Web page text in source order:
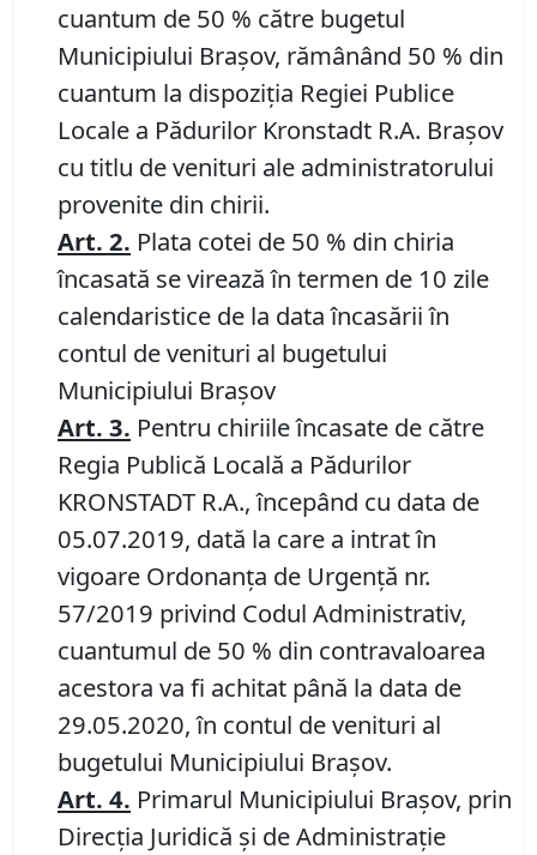
cuantum de 50 % către bugetul
Municipiului Brașov, rămânând 50 % din
cuantum la dispoziția Regiei Publice
Locale a Pădurilor Kronstadt R.A. Brașov
cu titlu de venituri ale administratorului
provenite din chirii.
Art. 2. Plata cotei de 50 % din chiria
încasată se virează în termen de 10 zile
calendaristice de la data încasării în
contul de venituri al bugetului
Municipiului Brașov
Art. 3. Pentru chiriile încasate de către
Regia Publică Locală a Pădurilor
KRONSTADT R.A., începând cu data de
05.07.2019, dată la care a intrat în
vigoare Ordonanța de Urgență nr.
57/2019 privind Codul Administrativ,
cuantumul de 50 % din contravaloarea
acestora va fi achitat până la data de
29.05.2020, în contul de venituri al
bugetului Municipiului Brașov.
Art. 4. Primarul Municipiului Brașov, prin
Direcția Juridică și de Administrație